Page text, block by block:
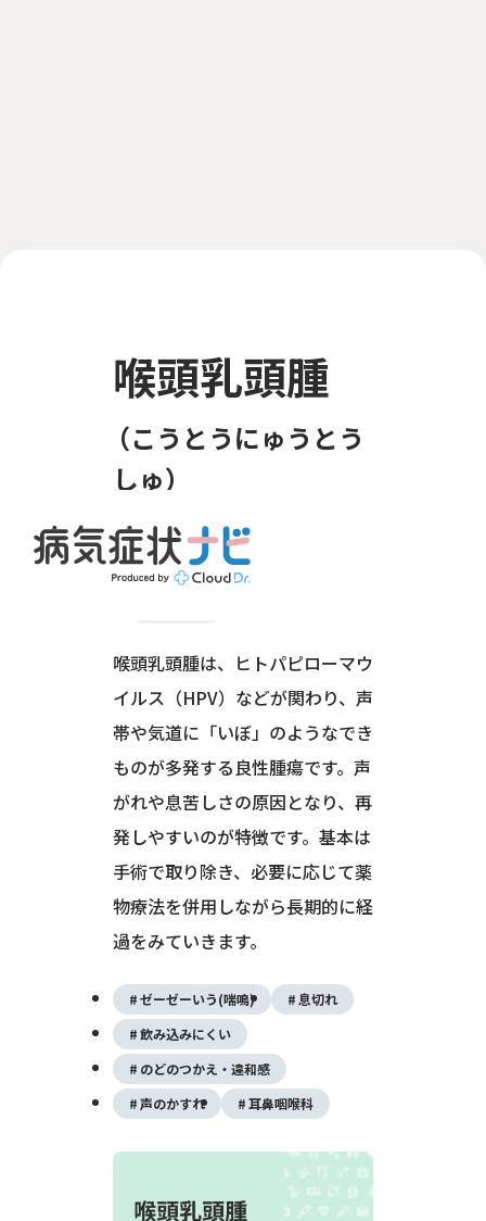
喉頭乳頭腫
こうとうにゅうとう
しゅ
耳・鼻・のど(耳鼻咽喉科)
喉頭乳頭腫は、ヒトパピローマウ
イルス（HPV）などが関わり、声
帯や気道に「いぼ」のようなでき
ものが多発する良性腫瘍です。声
がれや息苦しさの原因となり、再
発しやすいのが特徴です。基本は
手術で取り除き、必要に応じて薬
物療法を併用しながら長期的に経
過をみていきます。
ゼーゼーいう(喘鳴)
息切れ
飲み込みにくい
のどのつかえ・違和感
声のかすれ
耳鼻咽喉科